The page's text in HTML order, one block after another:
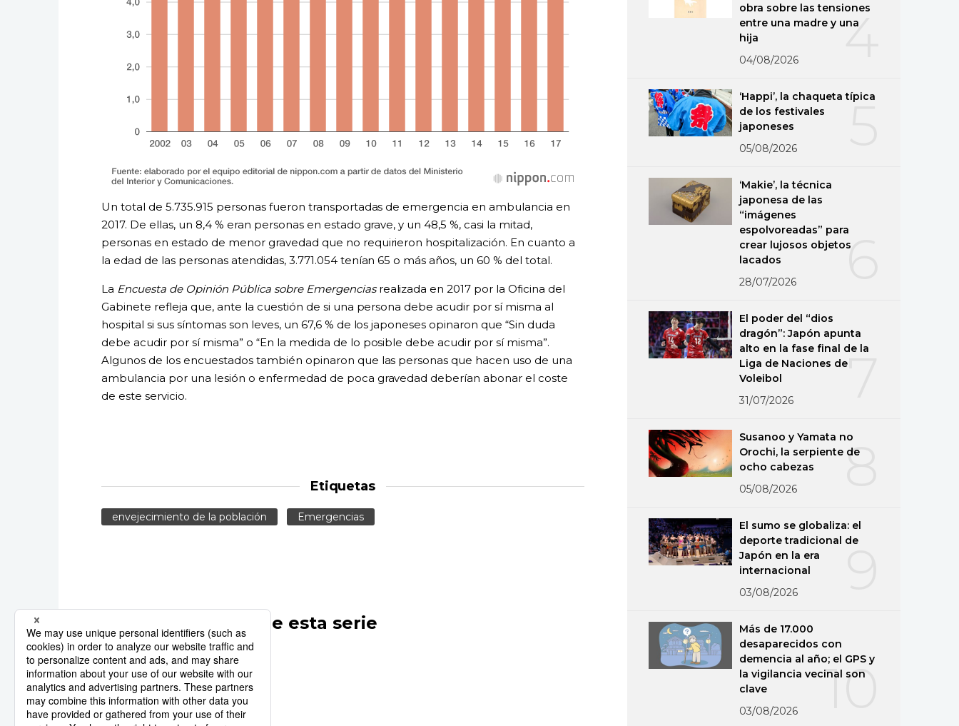
Un total de 5.735.915 personas fueron transportadas de emergencia en ambulancia en
2017. De ellas, un 8,4 % eran personas en estado grave, y un 48,5 %, casi la mitad,
personas en estado de menor gravedad que no requirieron hospitalización. En cuanto a
la edad de las personas atendidas, 3.771.054 tenían 65 o más años, un 60 % del total.
La Encuesta de Opinión Pública sobre Emergenciasrealizada en 2017 por la Oficina del
Gabinete refleja que, ante la cuestión de si una persona debe acudir por sí misma al
hospital si sus síntomas son leves, un 67,6 % de los japoneses opinaron que “Sin duda
debe acudir por sí misma” o “En la medida de lo posible debe acudir por sí misma”.
Algunos de los encuestados también opinaron que las personas que hacen uso de una
ambulancia por una lesión o enfermedad de poca gravedad deberían abonar el coste
de este servicio.
Etiquetas
envejecimiento de la población Emergencias
Otros artículos de esta serie
4
obra sobre las tensiones
entre una madre y una
hija
04/08/2026
5
‘Happi’, la chaqueta típica
de los festivales
japoneses
05/08/2026
6
‘Makie’, la técnica
japonesa de las
“imágenes
espolvoreadas” para
crear lujosos objetos
lacados
28/07/2026
7
El poder del “dios
dragón”: Japón apunta
alto en la fase final de la
Liga de Naciones de
Voleibol
31/07/2026
8
Susanoo y Yamata no
Orochi, la serpiente de
ocho cabezas
05/08/2026
El sumo se globaliza: el
deporte tradicional de
Japón en la era
internacional
03/08/2026
10
Más de 17.000
desaparecidos con
demencia al año; el GPS y
la vigilancia vecinal son
clave
03/08/2026